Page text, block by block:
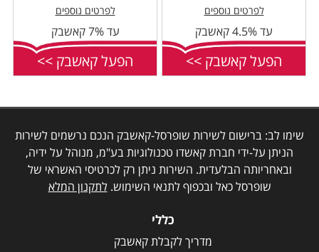
לפרטים נוספים
עד 4.5% קאשבק
הפעל קאשבק >>
לפרטים נוספים
עד 7% קאשבק
הפעל קאשבק >>
שימו לב: ברישום לשירות שופרסל-קאשבק הנכם נרשמים לשירות
הניתן על-ידי חברת קאשדו טכנולוגיות בע"מ, מנוהל על ידיה,
ובאחריותה הבלעדית. השירות ניתן רק לכרטיסי האשראי של
שופרסל כאל ובכפוף לתנאי השימוש.לתקנון המלא
כללי
מדריך לקבלת קאשבק